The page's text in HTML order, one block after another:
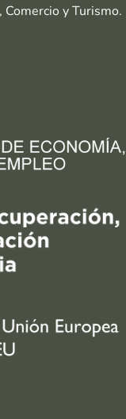
y Turismo.